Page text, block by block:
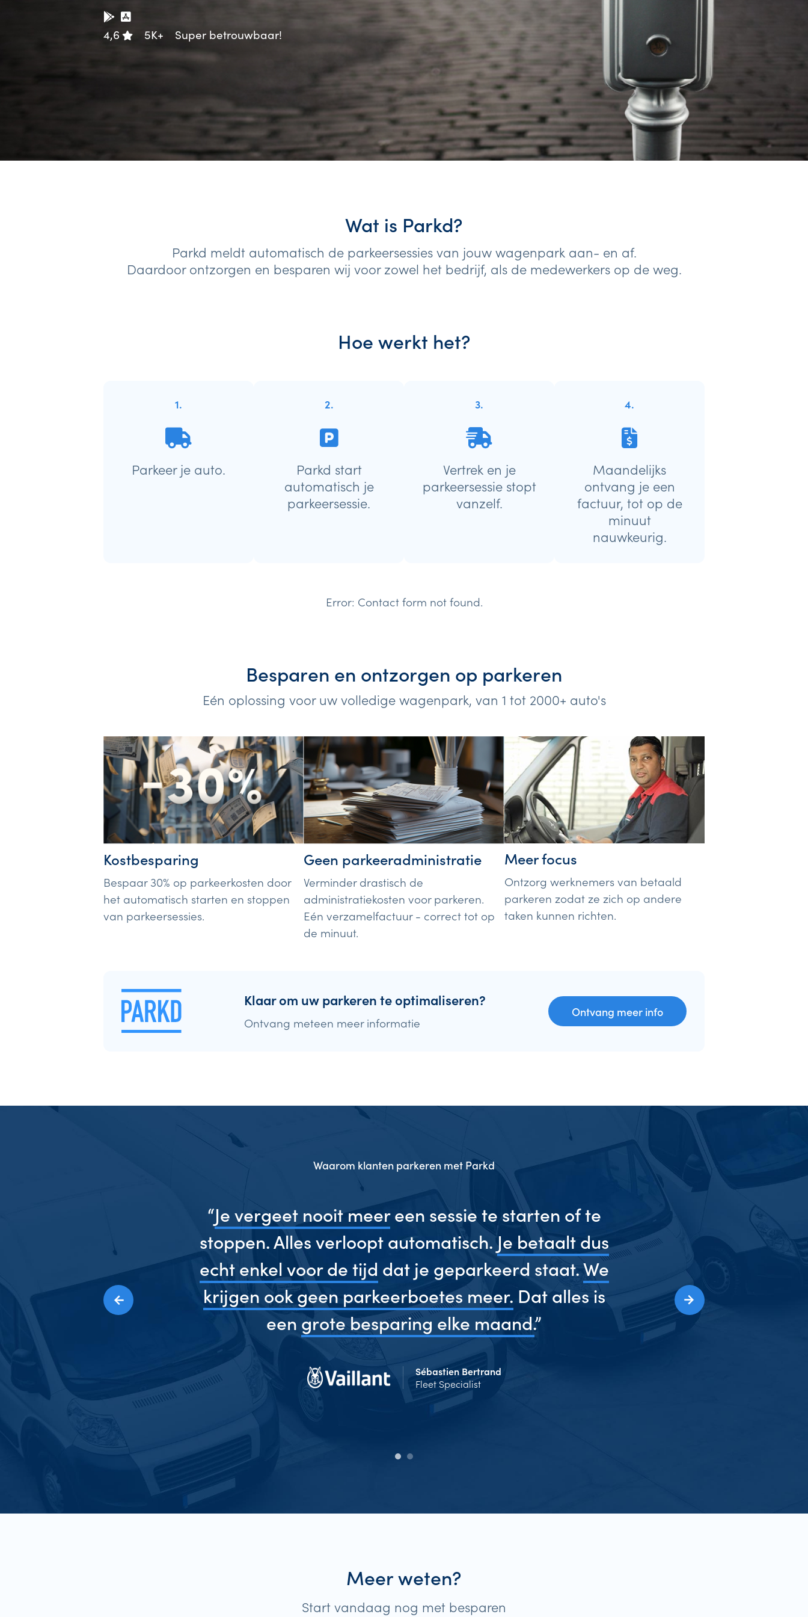
4,6 5K+ Super betrouwbaar!
Wat is Parkd?
Parkd meldt automatisch de parkeersessies van jouw wagenpark aan- en af.
Daardoor ontzorgen en besparen wij voor zowel het bedrijf, als de medewerkers op de weg.
Hoe werkt het?
1.
Parkeer je auto.
2.
Parkd start
automatisch je
parkeersessie.
3.
Vertrek en je
parkeersessie stopt
vanzelf.
4.
Maandelijks
ontvang je een
factuur, tot op de
minuut
nauwkeurig.
Error: Contact form not found.
Besparen en ontzorgen op parkeren
Eén oplossing voor uw volledige wagenpark, van 1 tot 2000+ auto's
Kostbesparing
Bespaar 30% op parkeerkosten door
het automatisch starten en stoppen
van parkeersessies.
Geen parkeeradministratie
Verminder drastisch de
administratiekosten voor parkeren.
Eén verzamelfactuur - correct tot op
de minuut.
Meer focus
Ontzorg werknemers van betaald
parkeren zodat ze zich op andere
taken kunnen richten.
Klaar om uw parkeren te optimaliseren?
Ontvang meteen meer informatie
Ontvang meer info
Waarom klanten parkeren met Parkd
“Je vergeet nooit meereen sessie te starten of te
stoppen. Alles verloopt automatisch.Je betaalt dus
echt enkel voor de tijd dat je geparkeerd staat.We
krijgen ook geen parkeerboetes meer. Dat alles is
een grote besparing elke maand.”
Sébastien Bertrand
Fleet Specialist
Meer weten?
Start vandaag nog met besparen